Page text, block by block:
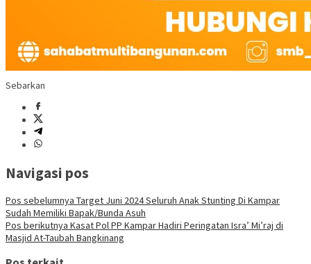
Sebarkan
Navigasi pos
Pos sebelumnya Target Juni 2024 Seluruh Anak Stunting Di Kampar
Sudah Memiliki Bapak/Bunda Asuh
Pos berikutnya Kasat Pol PP Kampar Hadiri Peringatan Isra’ Mi’raj di
Masjid At-Taubah Bangkinang